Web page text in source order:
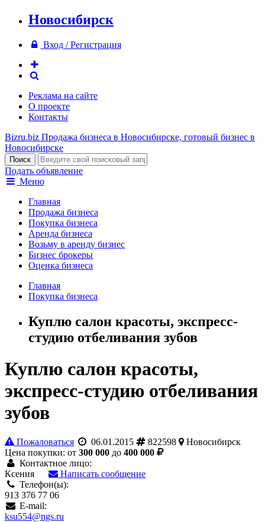
Новосибирск
Вход / Регистрация
Реклама на сайте
О проекте
Контакты
Bizru.biz Продажа бизнеса в Новосибирске, готовый бизнес в
Новосибирске
Подать объявление
Меню
Главная
Продажа бизнеса
Покупка бизнеса
Аренда бизнеса
Возьму в аренду бизнес
Бизнес брокеры
Оценка бизнеса
Главная
Покупка бизнеса
Куплю салон красоты, экспресс-
студию отбеливания зубов
Куплю салон красоты,
экспресс-студию отбеливания
зубов
Пожаловаться 06.01.2015 822598
Новосибирск
Цена покупки: от 300 000 до 400 000
Контактное лицо:
Ксения
Написать сообщение
Телефон(ы):
913 376 77 06
E-mail:
ksu554@ngs.ru